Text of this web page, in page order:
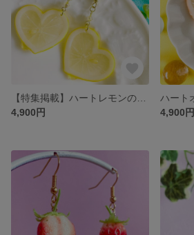
4,900円
4,900円